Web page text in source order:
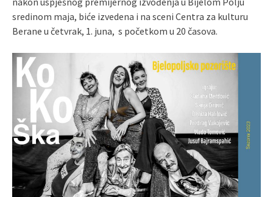
sredinom maja, biće izvedena i na sceni Centra za kulturu
Berane u četvrak, 1. juna, s početkom u 20 časova.